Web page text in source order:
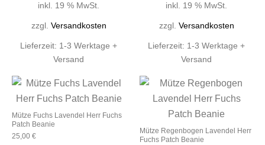
Poster&Notizbücher
für den Kopf
inkl. 19 % MwSt.
zzgl. Versandkosten
Lieferzeit: 1-3 Werktage +
Versand
inkl. 19 % MwSt.
zzgl. Versandkosten
Lieferzeit: 1-3 Werktage +
Versand
Mütze Fuchs Lavendel Herr Fuchs
Patch Beanie
25,00 €
Mütze Regenbogen Lavendel Herr
Fuchs Patch Beanie